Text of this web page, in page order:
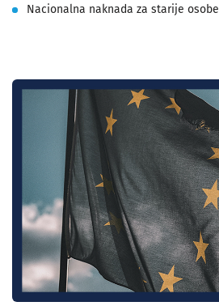
Nacionalna naknada za starije osobe